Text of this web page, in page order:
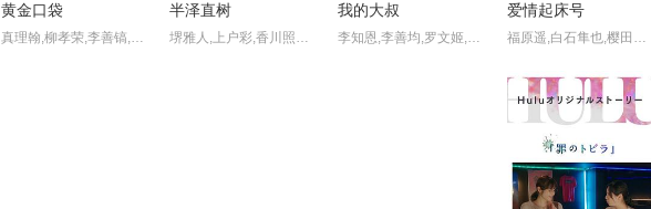
黄金口袋
真理翰,柳孝荣,李善镐,安内相,吴英实
半泽直树
堺雅人,上户彩,香川照之,及川光博
我的大叔
李知恩,李善均,罗文姬,高斗心
爱情起床号
福原遥,白石隼也,樱田通,荒井萌,伊藤健太郎,永嶋柊吾,長澤航也,田中日奈子,长谷川朝晴,藤田朋子,森绘梨佳